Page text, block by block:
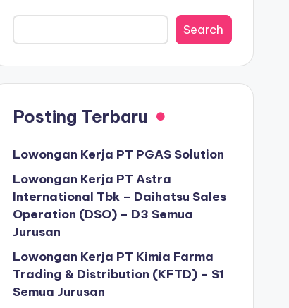
Search
Posting Terbaru
Lowongan Kerja PT PGAS Solution
Lowongan Kerja PT Astra
International Tbk – Daihatsu Sales
Operation (DSO) – D3 Semua
Jurusan
Lowongan Kerja PT Kimia Farma
Trading & Distribution (KFTD) – S1
Semua Jurusan